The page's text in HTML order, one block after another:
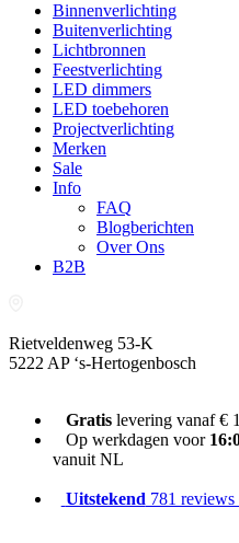
Binnenverlichting
Buitenverlichting
Lichtbronnen
Feestverlichting
LED dimmers
LED toebehoren
Projectverlichting
Merken
Sale
Info
FAQ
Blogberichten
Over Ons
B2B
Rietveldenweg 53-K
5222 AP ‘s-Hertogenbosch
Gratislevering vanaf €
Op werkdagen voor
vanuit NL
Uitstekend 781 reviews